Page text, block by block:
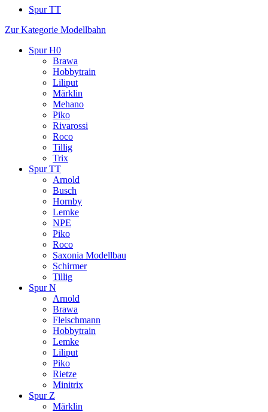
Spur TT
Zur Kategorie Modellbahn
Spur H0
Brawa
Hobbytrain
Liliput
Märklin
Mehano
Piko
Rivarossi
Roco
Tillig
Trix
Spur TT
Arnold
Busch
Hornby
Lemke
NPE
Piko
Roco
Saxonia Modellbau
Schirmer
Tillig
Spur N
Arnold
Brawa
Fleischmann
Hobbytrain
Lemke
Liliput
Piko
Rietze
Minitrix
Spur Z
Märklin